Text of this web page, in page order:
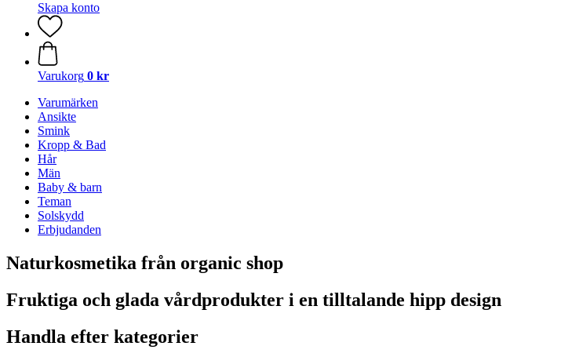
Skapa konto
Varukorg 0 kr
Varumärken
Ansikte
Smink
Kropp & Bad
Hår
Män
Baby & barn
Teman
Solskydd
Erbjudanden
Naturkosmetika från organic shop
Fruktiga och glada vårdprodukter i en tilltalande hipp design
Handla efter kategorier